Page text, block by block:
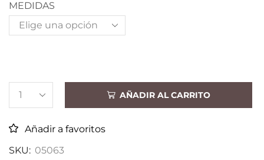
MEDIDAS
AÑADIR AL CARRITO
Añadir a favoritos
SKU: 05063